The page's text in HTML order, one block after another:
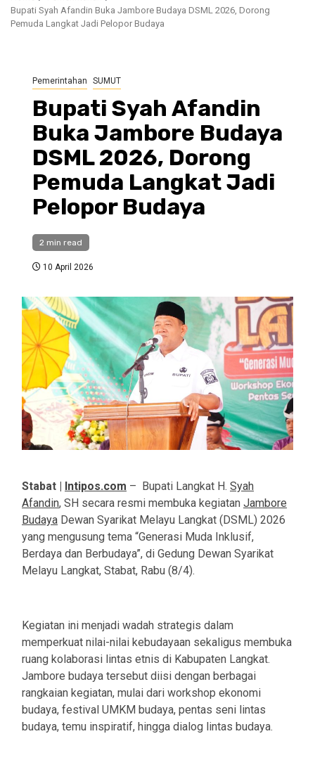
Bupati Syah Afandin Buka Jambore Budaya DSML 2026, Dorong
Pemuda Langkat Jadi Pelopor Budaya
Pemerintahan SUMUT
Bupati Syah Afandin
Buka Jambore Budaya
DSML 2026, Dorong
Pemuda Langkat Jadi
Pelopor Budaya
2 min read
10 April 2026
Stabat | Intipos.com – Bupati Langkat H. Syah
Afandin, SH secara resmi membuka kegiatan Jambore
Budaya Dewan Syarikat Melayu Langkat (DSML) 2026
yang mengusung tema “Generasi Muda Inklusif,
Berdaya dan Berbudaya”, di Gedung Dewan Syarikat
Melayu Langkat, Stabat, Rabu (8/4).
Kegiatan ini menjadi wadah strategis dalam
memperkuat nilai-nilai kebudayaan sekaligus membuka
ruang kolaborasi lintas etnis di Kabupaten Langkat.
Jambore budaya tersebut diisi dengan berbagai
rangkaian kegiatan, mulai dari workshop ekonomi
budaya, festival UMKM budaya, pentas seni lintas
budaya, temu inspiratif, hingga dialog lintas budaya.